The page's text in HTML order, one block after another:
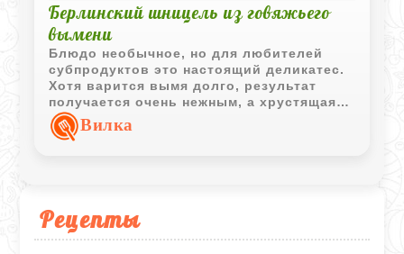
Рецепты
Берлинский шницель из говяжьего
вымени
Блюдо необычное, но для любителей
субпродуктов это настоящий деликатес.
Хотя варится вымя долго, результат
получается очень нежным, а хрустящая
панировка делает его похожим на
классический шницель. Это отличный
Вилка